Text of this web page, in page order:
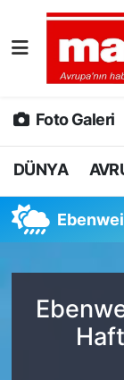
Foto Galeri
DÜNYA
DÜNYA
AVRUPA
SPOR
DEUTSCH
Nöbetçi
Hava
Namaz
Tüm
Son